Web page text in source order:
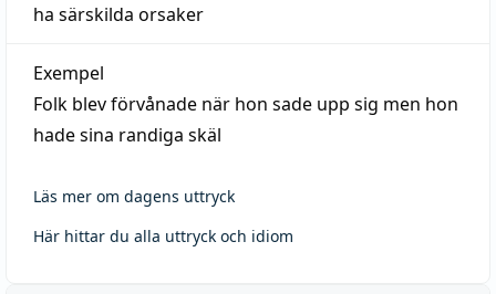
ha särskilda orsaker
Exempel
Folk blev förvånade när hon sade upp sig men hon
hade sina randiga skäl
Läs mer om dagens uttryck
Här hittar du alla uttryck och idiom